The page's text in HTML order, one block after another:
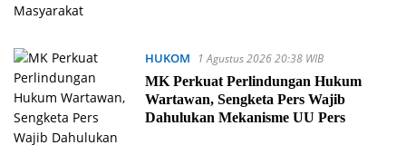
HUKOM
1 Agustus 2026 20:38 WIB
MK Perkuat Perlindungan Hukum
Wartawan, Sengketa Pers Wajib
Dahulukan Mekanisme UU Pers